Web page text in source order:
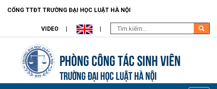
CỔNG TTĐT TRƯỜNG ĐẠI HỌC LUẬT HÀ NỘI
VIDEO
Phòng Công tác sinh viên
TRƯỜNG ĐẠI HỌC LUẬT HÀ NỘI